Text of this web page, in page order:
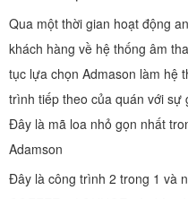
Qua một thời gian hoạt động
khách hàng về hệ thống âm
tục lựa chọn Admason làm hệ
trình tiếp theo của quán với sự
Đây là mã loa nhỏ gọn nhất
Adamson
Đây là công trình 2 trong 1 và